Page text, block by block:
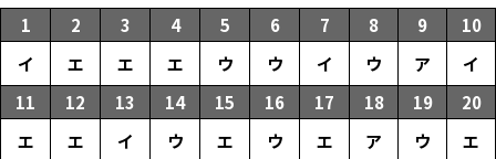
1
2 3 4 5 6 7 8 9
10
イ
エ エ エ ウ ウ イ ウ ア
イ
11
12 13 14 15 16 17 18 19
20
エ
エ イ ウ エ ウ エ ア ウ
エ